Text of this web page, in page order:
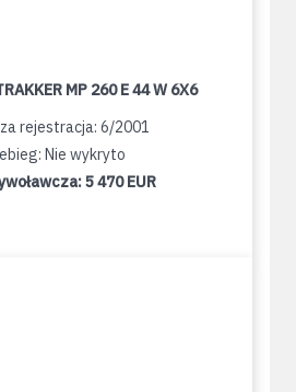
MP 260 E 44 W 6X6
rejestracja: 6/2001
Nie wykryto
5 470 EUR